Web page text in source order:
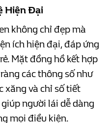
Hiện Đại
không chỉ đẹp mà
ích hiện đại, đáp ứng
Mặt đồng hồ kết hợp
các thông số như
xăng và chỉ số tiết
người lái dễ dàng
mọi điều kiện.